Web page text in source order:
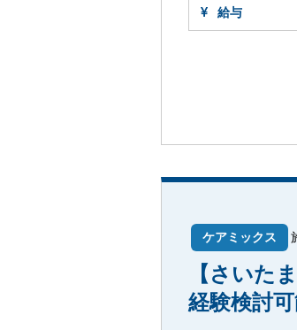
給与
ケアミックス
【さいた
経験検討